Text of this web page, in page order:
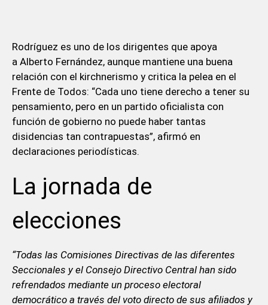
Rodríguez es uno de los dirigentes que apoya
a Alberto Fernández, aunque mantiene una buena
relación con el kirchnerismo y critica la pelea en el
Frente de Todos: “Cada uno tiene derecho a tener su
pensamiento, pero en un partido oficialista con
función de gobierno no puede haber tantas
disidencias tan contrapuestas”, afirmó en
declaraciones periodísticas.
La jornada de
elecciones
“Todas las Comisiones Directivas de las diferentes
Seccionales y el Consejo Directivo Central han sido
refrendados mediante un proceso electoral
democrático a través del voto directo de sus afiliados y